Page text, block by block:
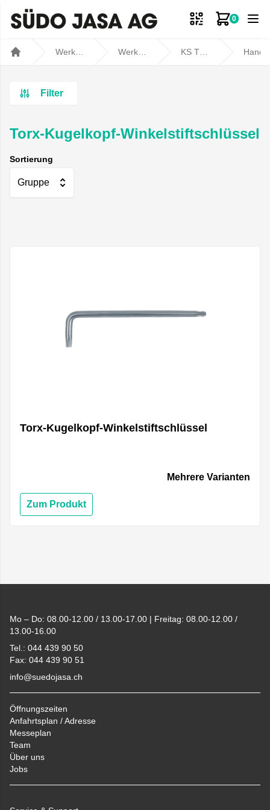
0
Zum
Filter
Torx-Kugelkopf-Winkelstiftschlüssel
Sortierung
Gruppe
Torx-Kugelkopf-Winkelstiftschlüssel
Mehrere Varianten
Zum Produkt
Mo – Do: 08.00-12.00 / 13.00-17.00 | Freitag: 08.00-12.00 /
13.00-16.00
Tel.: 044 439 90 50
Fax: 044 439 90 51
info@suedojasa.ch
Öffnungszeiten
Anfahrtsplan / Adresse
Messeplan
Team
Über uns
Jobs